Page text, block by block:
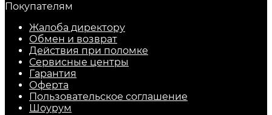
Покупателям
Жалоба директору
Обмен и возврат
Действия при поломке
Сервисные центры
Гарантия
Оферта
Пользовательское соглашение
Шоурум